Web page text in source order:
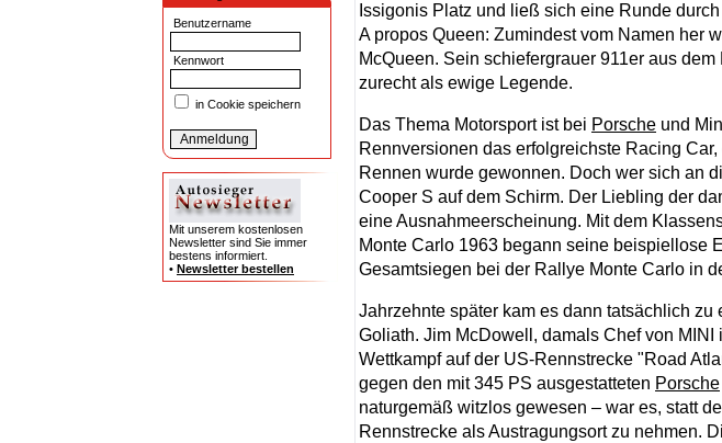
Benutzername
Kennwort
in Cookie speichern
Mit unserem kostenlosen
Newsletter sind Sie immer
bestens informiert.
• Newsletter bestellen
Issigonis Platz und ließ sich eine Runde
A propos Queen: Zumindest vom Namen her
McQueen. Sein schiefergrauer 911er aus
zurecht als ewige Legende.
Das Thema Motorsport ist bei Porsche und
Rennversionen das erfolgreichste Racing
Rennen wurde gewonnen. Doch wer sich an
Cooper S auf dem Schirm. Der Liebling der
eine Ausnahmeerscheinung. Mit dem
Monte Carlo 1963 begann seine beispiellose
Gesamtsiegen bei der Rallye Monte Carlo in
Jahrzehnte später kam es dann tatsächlich
Goliath. Jim McDowell, damals Chef von MINI
Wettkampf auf der US-Rennstrecke "Road
gegen den mit 345 PS ausgestatteten Porsche
naturgemäß witzlos gewesen – war es, statt
Rennstrecke als Austragungsort zu nehmen.